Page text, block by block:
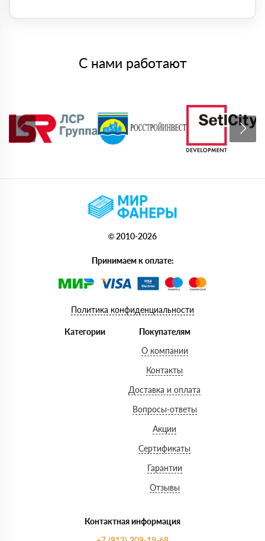
С нами работают
© 2010-2026
Принимаем к оплате:
Политика конфиденциальности
Категории
Покупателям
О компании
Контакты
Доставка и оплата
Вопросы-ответы
Акции
Сертификаты
Гарантии
Отзывы
Контактная информация